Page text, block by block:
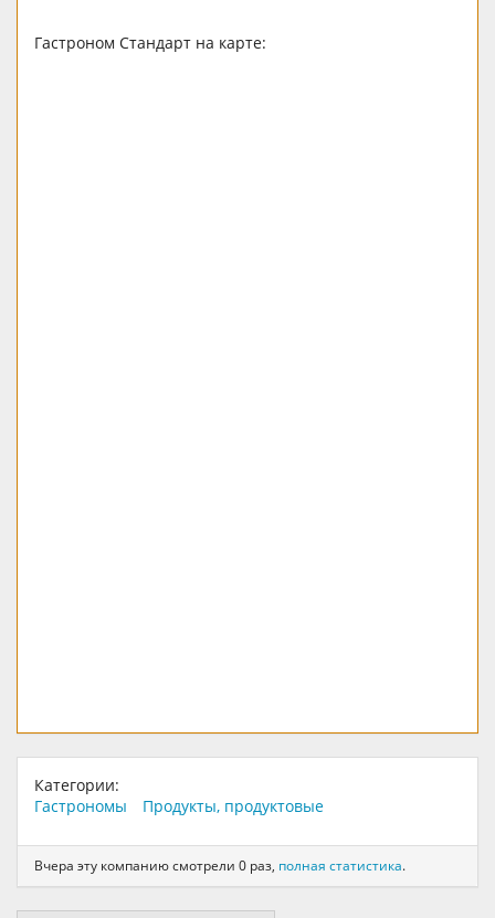
Гастроном Стандарт на карте:
Категории:
Гастрономы
Продукты, продуктовые
Вчера эту компанию смотрели 0 раз, полная статистика.